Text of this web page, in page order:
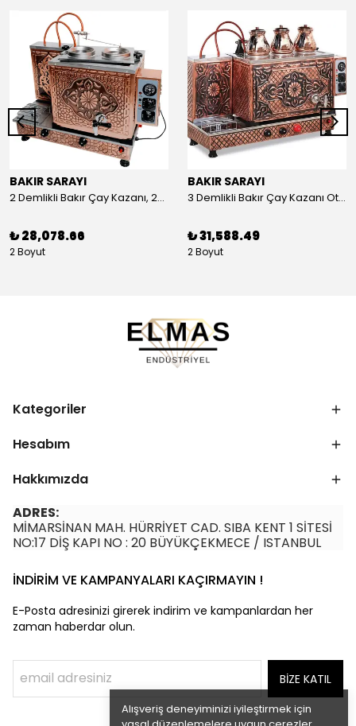
Alışveriş deneyiminizi iyileştirmek için
BAKIR SARAYI
2 Demlikli Bakır Çay Kazanı, 25 Litre
₺ 28,078.66
2 Boyut
BAKIR SARAYI
3 Demlikli Bakır Çay Kazanı Otomatik, 30 Litre
₺ 31,588.49
2 Boyut
Kategoriler
Hesabım
Hakkımızda
ADRES:
MİMARSİNAN MAH. HÜRRİYET CAD. SIBA KENT 1 SİTESİ
NO:17 DİŞ KAPI NO : 20 BÜYÜKÇEKMECE / ISTANBUL
İNDİRİM VE KAMPANYALARI KAÇIRMAYIN !
E-Posta adresinizi girerek indirim ve kampanlardan her
zaman haberdar olun.
BİZE KATIL